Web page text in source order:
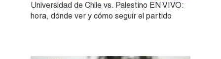
Universidad de Chile vs. Palestino EN VIVO:
hora, dónde ver y cómo seguir el partido